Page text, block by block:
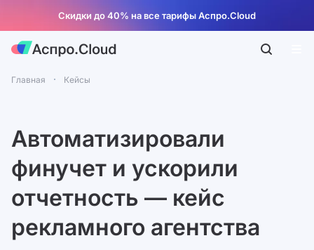
Скидки до 40% на все тарифы Аспро.Cloud
Главная Кейсы
Автоматизировали
финучет и ускорили
отчетность — кейс
рекламного агентства